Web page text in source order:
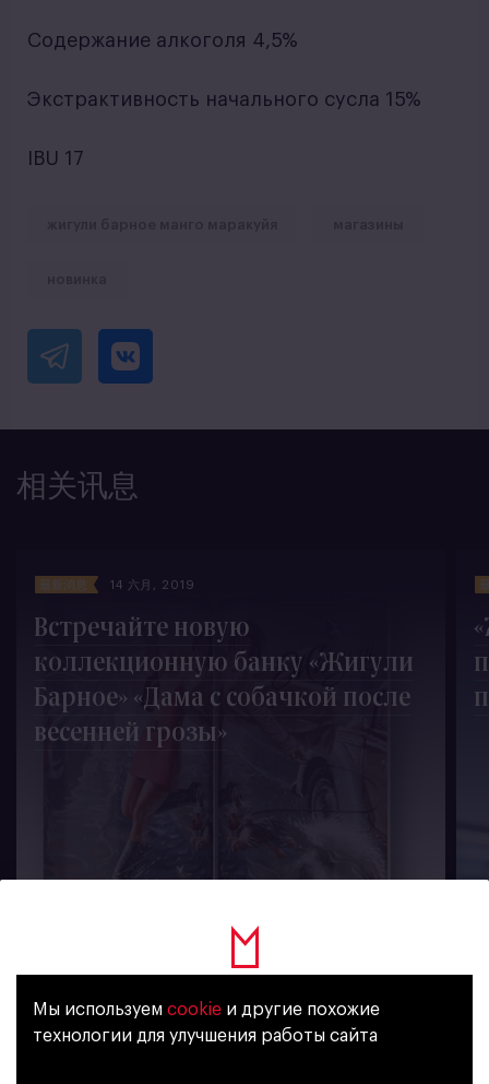
Содержание алкоголя 4,5%
Экстрактивность начального сусла 15%
IBU 17
相关讯息
最新消息 14 六月, 2019
Встречайте новую
коллекционную банку «Жигули
Барное» «Дама с собачкой после
весенней грозы»
Уже исполнилось 18 лет?
Мы используем cookie и другие похожие
технологии для улучшения работы сайта